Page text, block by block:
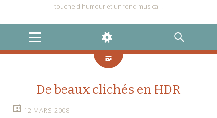
touche d'humour et un fond musical !
MENU
WIDGETS
RECHERCHE
De beaux clichés en HDR
12 MARS 2008